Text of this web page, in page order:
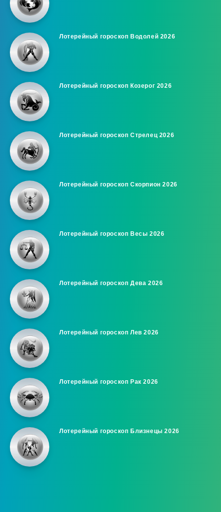
Лотерейный гороскоп Водолей 2026
Лотерейный гороскоп Козерог 2026
Лотерейный гороскоп Стрелец 2026
Лотерейный гороскоп Скорпион 2026
Лотерейный гороскоп Весы 2026
Лотерейный гороскоп Дева 2026
Лотерейный гороскоп Лев 2026
Лотерейный гороскоп Рак 2026
Лотерейный гороскоп Близнецы 2026